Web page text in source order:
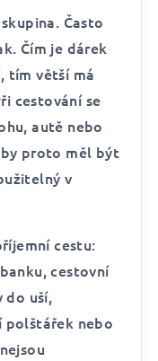
Často
Čím je dárek
tím větší má
cestování se
autě nebo
proto měl být
v
cestu:
cestovní
do uší,
polštářek nebo